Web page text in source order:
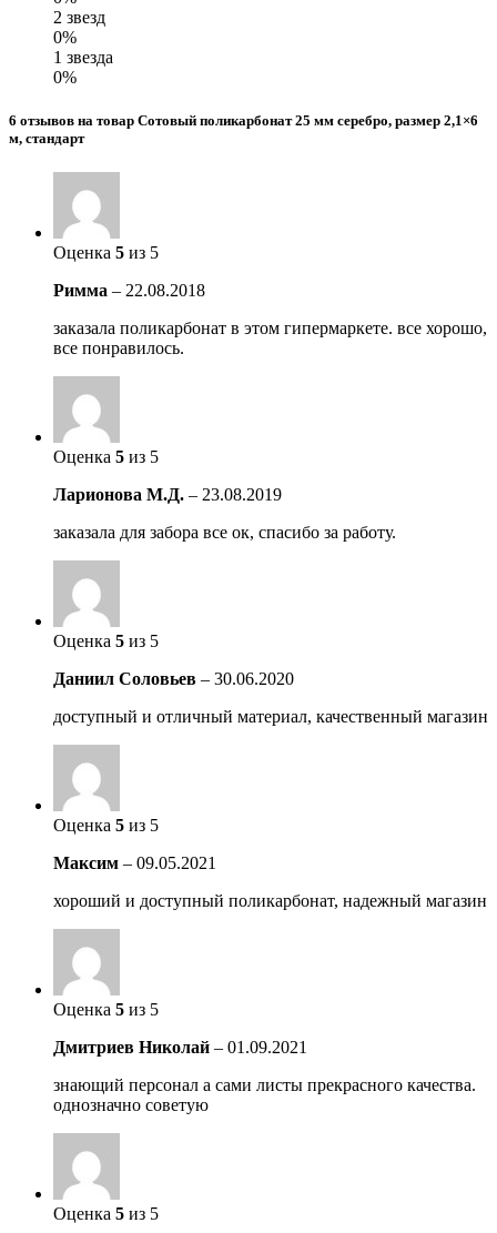
2 звезд
0%
1 звезда
0%
6 отзывов на товар Сотовый поликарбонат 25 мм серебро, размер 2,1×6
м, стандарт
Оценка 5 из 5
Римма – 22.08.2018
заказала поликарбонат в этом гипермаркете. все хорошо,
все понравилось.
Оценка 5 из 5
Ларионова М.Д. – 23.08.2019
заказала для забора все ок, спасибо за работу.
Оценка 5 из 5
Даниил Соловьев – 30.06.2020
доступный и отличный материал, качественный магазин
Оценка 5 из 5
Максим – 09.05.2021
хороший и доступный поликарбонат, надежный магазин
Оценка 5 из 5
Дмитриев Николай – 01.09.2021
знающий персонал а сами листы прекрасного качества.
однозначно советую
Оценка 5 из 5